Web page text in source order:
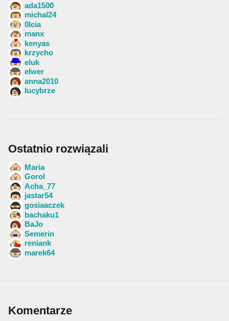
ada1500
michal24
0lcia
manx
kenyas
krzycho
eluk
elwer
anna2010
lucybrze
Ostatnio rozwiązali
Maria
Gorol
Acha_77
jastar54
gosiaaczek
bachaku1
BaJo
Semerin
reniank
marek64
Komentarze